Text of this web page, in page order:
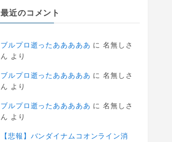
最近のコメント
ブルプロ逝ったあああああ に名無しさ
ん より
ブルプロ逝ったあああああ に名無しさ
ん より
ブルプロ逝ったあああああ に名無しさ
ん より
【悲報】バンダイナムコオンライン消